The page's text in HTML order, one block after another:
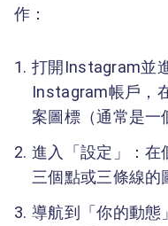
作：
打開Instagram並
Instagram帳戶，
案圖標（通常是一
進入「設定」：在
三個點或三條線的
導航到「你的動態